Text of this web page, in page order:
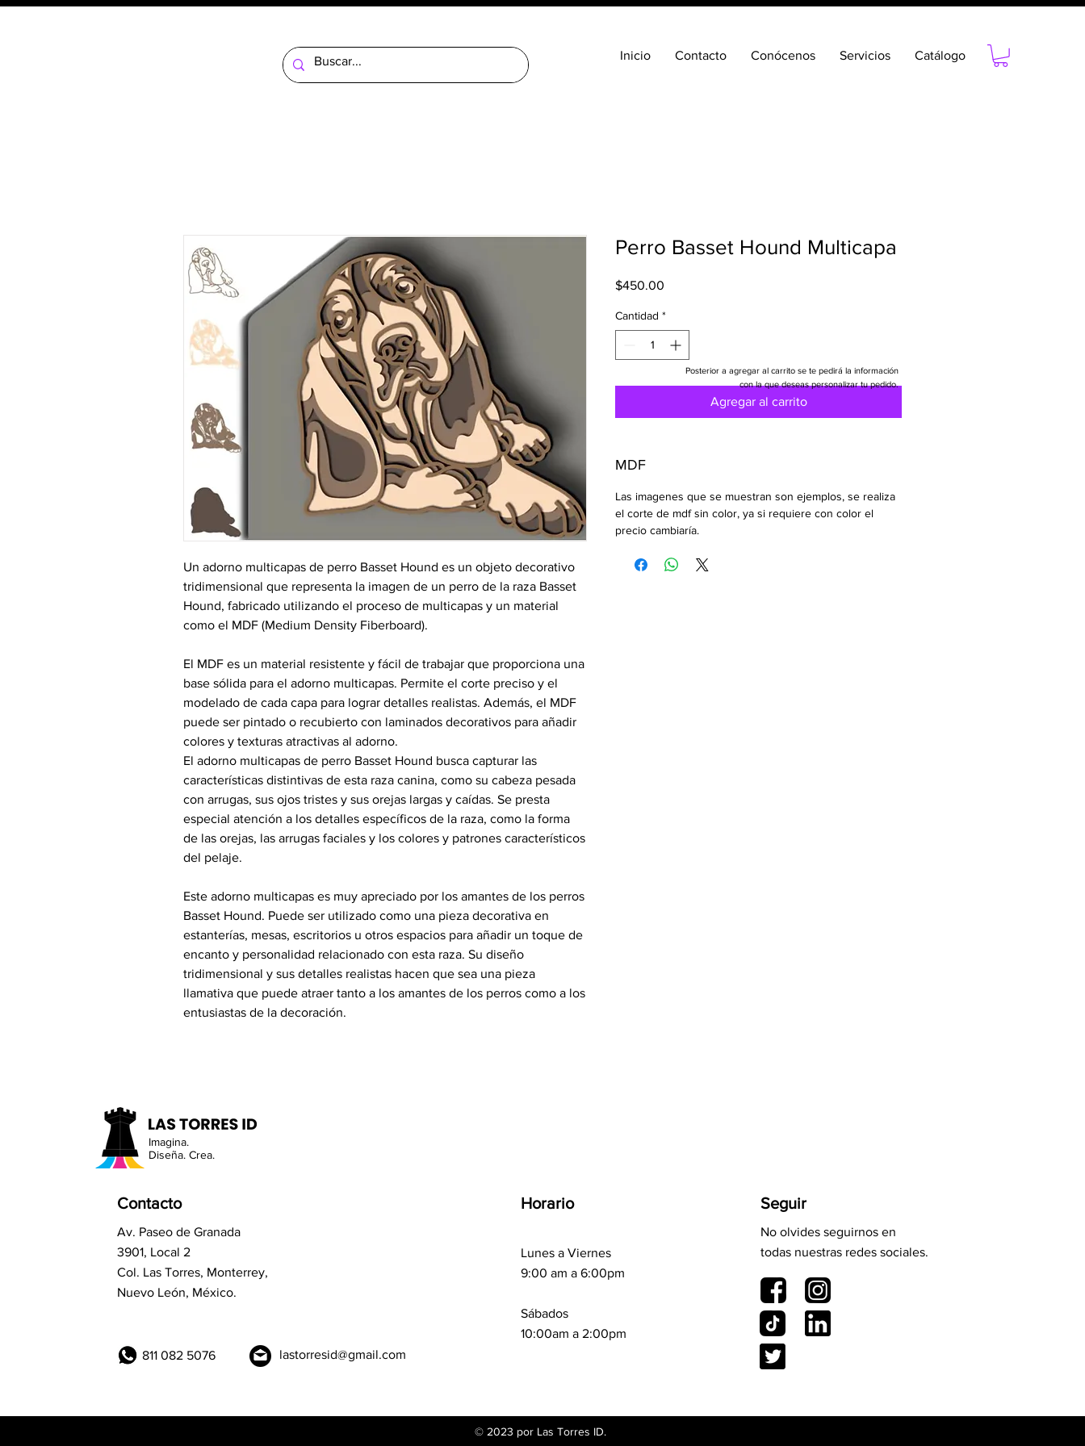
Inicio Contacto Conócenos Servicios Catálogo
Un adorno multicapas de perro Basset Hound es un objeto decorativo
tridimensional que representa la imagen de un perro de la raza Basset
Hound, fabricado utilizando el proceso de multicapas y un material
como el MDF (Medium Density Fiberboard).
El MDF es un material resistente y fácil de trabajar que proporciona una
base sólida para el adorno multicapas. Permite el corte preciso y el
modelado de cada capa para lograr detalles realistas. Además, el MDF
puede ser pintado o recubierto con laminados decorativos para añadir
colores y texturas atractivas al adorno.
El adorno multicapas de perro Basset Hound busca capturar las
características distintivas de esta raza canina, como su cabeza pesada
con arrugas, sus ojos tristes y sus orejas largas y caídas. Se presta
especial atención a los detalles específicos de la raza, como la forma
de las orejas, las arrugas faciales y los colores y patrones característicos
del pelaje.
Este adorno multicapas es muy apreciado por los amantes de los perros
Basset Hound. Puede ser utilizado como una pieza decorativa en
estanterías, mesas, escritorios u otros espacios para añadir un toque de
encanto y personalidad relacionado con esta raza. Su diseño
tridimensional y sus detalles realistas hacen que sea una pieza
llamativa que puede atraer tanto a los amantes de los perros como a los
entusiastas de la decoración.
Perro Basset Hound Multicapa
$450.00
Cantidad *
Agregar al carrito
MDF
Las imagenes que se muestran son ejemplos, se realiza
el corte de mdf sin color, ya si requiere con color el
precio cambiaría.
Posterior a agregar al carrito se te pedirá la información
con la que deseas personalizar tu pedido.
Imagina.
Diseña. Crea.
Contacto
Av. Paseo de Granada
3901, Local 2
Col. Las Torres, Monterrey,
Nuevo León, México.
811 082 5076 lastorresid@gmail.com
Horario
Lunes a Viernes
9:00 am a 6:00pm
Sábados
10:00am a 2:00pm
Seguir
No olvides seguirnos en
todas nuestras redes sociales.
© 2023 por Las Torres ID.